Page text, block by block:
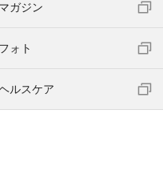
ガジン
ォト
ルスケア